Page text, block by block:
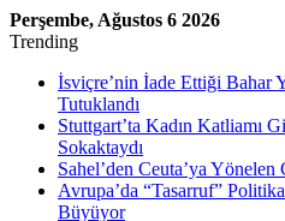
Perşembe, Ağustos 6 2026
Trending
İsviçre’nin İade Ettiği Bahar
Tutuklandı
Stuttgart’ta Kadın Katliamı
Sokaktaydı
Sahel’den Ceuta’ya Yönelen
Avrupa’da “Tasarruf”
Büyüyor